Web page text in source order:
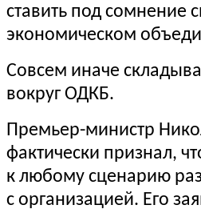
ставить под сомнение
экономическом
Совсем иначе
вокруг ОДКБ.
Премьер-министр
фактически признал,
к любому сценарию
с организацией. Его